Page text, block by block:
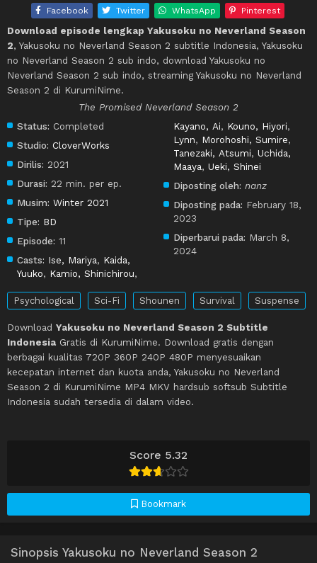
Score 5.32
Bookmark
Facebook Twitter WhatsApp Pinterest
Download episode lengkap Yakusoku no Neverland Season
2, Yakusoku no Neverland Season 2 subtitle Indonesia, Yakusoku
no Neverland Season 2 sub indo, download Yakusoku no
Neverland Season 2 sub indo, streaming Yakusoku no Neverland
Season 2 di KurumiNime.
The Promised Neverland Season 2
Status: Completed
Studio: CloverWorks
Dirilis: 2021
Durasi: 22 min. per ep.
Musim: Winter 2021
Tipe: BD
Episode: 11
Casts: Ise, Mariya, Kaida,
Yuuko, Kamio, Shinichirou,
Kayano, Ai, Kouno, Hiyori,
Lynn, Morohoshi, Sumire,
Tanezaki, Atsumi,Uchida,
Maaya,Ueki, Shinei
Diposting oleh: nanz
Diposting pada: February 18,
2023
Diperbarui pada: March 8,
2024
Psychological Sci-Fi Shounen Survival Suspense
Download Yakusoku no Neverland Season 2 Subtitle
Indonesia Gratis di KurumiNime. Download gratis dengan
berbagai kualitas 720P 360P 240P 480P menyesuaikan
kecepatan internet dan kuota anda, Yakusoku no Neverland
Season 2 di KurumiNime MP4 MKV hardsub softsub Subtitle
Indonesia sudah tersedia di dalam video.
Sinopsis Yakusoku no Neverland Season 2